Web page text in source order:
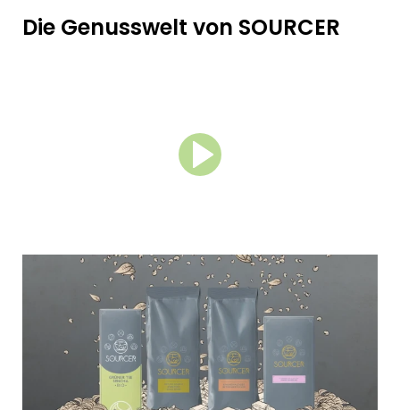
Die Genusswelt von SOURCER
Mehr zu SOURCER erfahren: